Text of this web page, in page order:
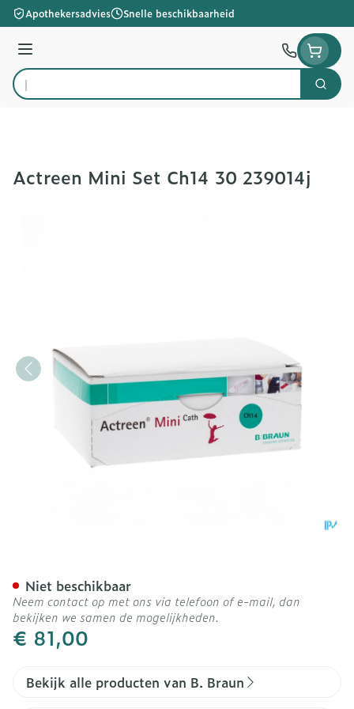
Ga naar de inhoud
Apothekersadvies Snelle beschikbaarheid
Menu
Product, merk, categorie...
Zoek
Actreen Mini Set Ch14 30 239014j
€ 81,00
Niet beschikbaar
Neem contact op met ons via telefoon of e-mail, dan
bekijken we samen de mogelijkheden.
Bekijk alle producten van B. Braun